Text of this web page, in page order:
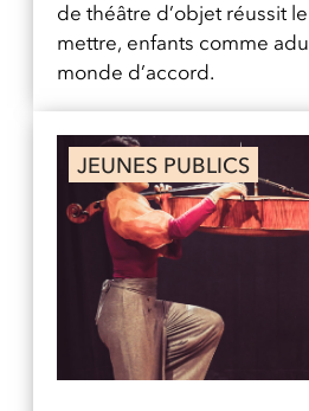
de théâtre d’objet réussit
mettre, enfants comme
monde d’accord.
JEUNES PUBLICS